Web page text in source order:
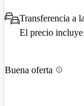
Transferencia a
El precio
Buena oferta